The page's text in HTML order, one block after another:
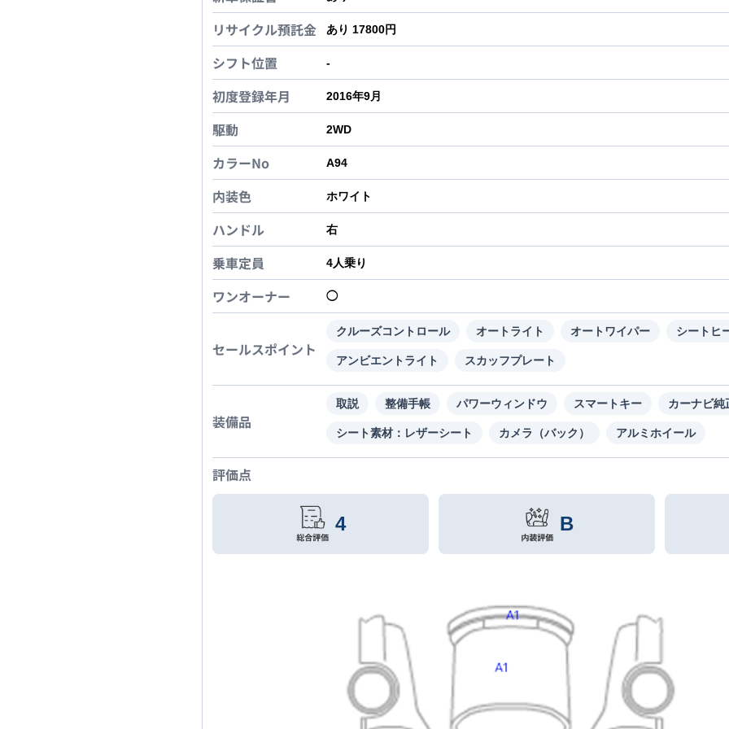
リサイクル預託金 あり 17800円
シフト位置 -
初度登録年月 2016年9月
駆動 2WD
カラーNo A94
内装色 ホワイト
ハンドル 右
乗車定員 4人乗り
ワンオーナー ◯
セールスポイント
クルーズコントロール オートライト オートワイパー シートヒ
アンビエントライト スカッフプレート
装備品
取説 整備手帳 パワーウィンドウ スマートキー カーナビ純
シート素材：レザーシート カメラ（バック） アルミホイール
評価点
4 B